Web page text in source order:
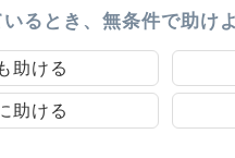
るとき、無条件で助け
助ける
助ける